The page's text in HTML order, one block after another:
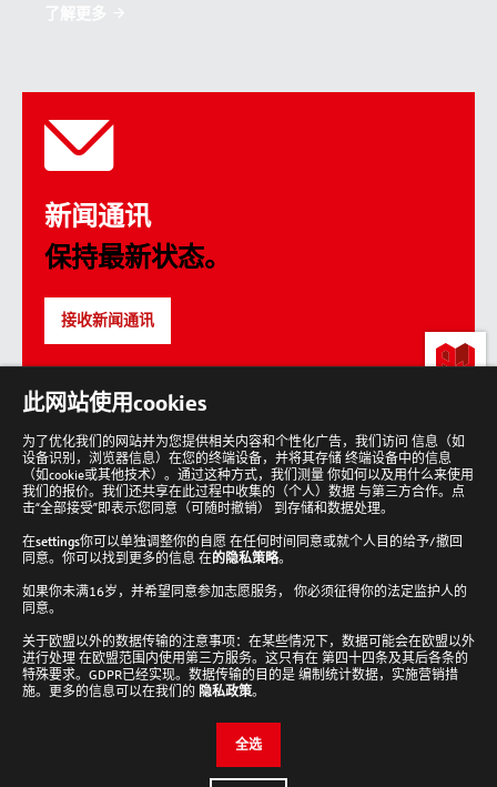
新闻通讯
保持最新状态。
接收新闻通讯
到
顶
部
Analytik Jena 新闻通讯
接收新闻通讯
Cookie设置
此网站使用cookies
为了优化我们的网站并为您提供相关内容和个性化广告，我们访问 信息（如
设备识别，浏览器信息）在您的终端设备，并将其存储 终端设备中的信息
（如cookie或其他技术）。通过这种方式，我们测量 你如何以及用什么来使用
我们的报价。我们还共享在此过程中收集的（个人）数据 与第三方合作。点
击“全部接受”即表示您同意（可随时撤销） 到存储和数据处理。
在settings你可以单独调整你的自愿 在任何时间同意或就个人目的给予/撤回
同意。你可以找到更多的信息 在的隐私策略。
如果你未满16岁，并希望同意参加志愿服务， 你必须征得你的法定监护人的
同意。
关于欧盟以外的数据传输的注意事项：在某些情况下，数据可能会在欧盟以外
进行处理 在欧盟范围内使用第三方服务。这只有在 第四十四条及其后各条的
特殊要求。GDPR已经实现。数据传输的目的是 编制统计数据，实施营销措
施。更多的信息可以在我们的 隐私政策。
全选